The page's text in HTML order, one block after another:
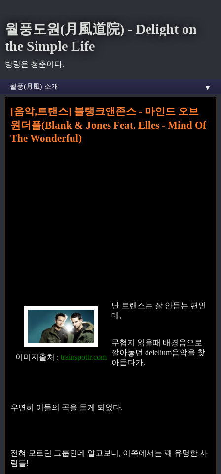
월풍도원(月風道院) - Delight on
the Simple Life
방랑은 청춘이다.
▼
» blank&amp;Jones 꼬리가 달린 글
[음악,트랜스] 블랭크앤존스 - 마인드 오브
원더플(Blank & Jones Feat. Elles - Mind Of
The Wonderful)
이미지출처 : trainspottr.com
난 트랜스는 잘 안듣는 편인
데,
무협지 읽을때 배경음으로
깔아놓던 delelium음악을 찾
아듣다가,
우연히 이들의 곡을 듣게 되었다.
전혀 모르던 그룹인데 알고보니, 이쪽에서는 꽤 유명한 사
람들!